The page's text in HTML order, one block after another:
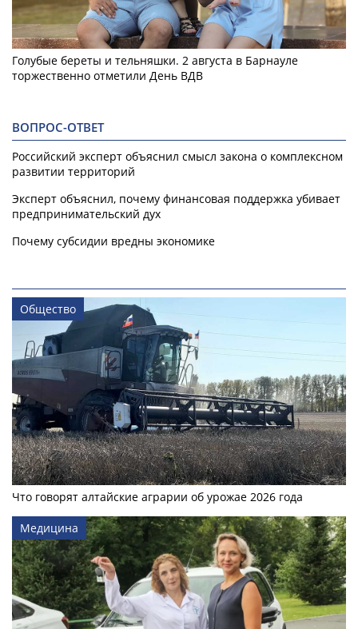
Голубые береты и тельняшки. 2 августа в Барнауле
торжественно отметили День ВДВ
ВОПРОС-ОТВЕТ
Российский эксперт объяснил смысл закона о комплексном
развитии территорий
Эксперт объяснил, почему финансовая поддержка убивает
предпринимательский дух
Почему субсидии вредны экономике
Общество
Что говорят алтайские аграрии об урожае 2026 года
Медицина